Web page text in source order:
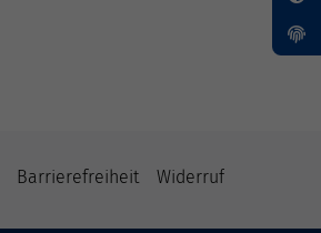
Barrierefreiheit Widerruf